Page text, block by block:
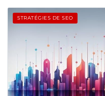
STRATÉGIES DE SEO